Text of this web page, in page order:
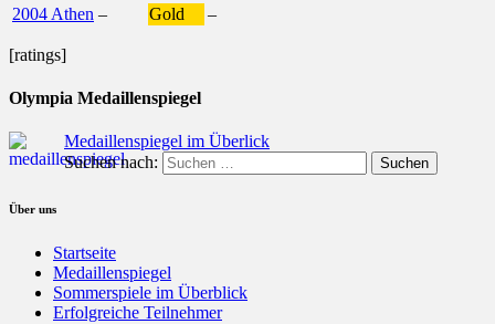
2004 Athen – Gold –
[ratings]
Olympia Medaillenspiegel
Medaillenspiegel im Überlick
Suchen nach:
Über uns
Startseite
Medaillenspiegel
Sommerspiele im Überblick
Erfolgreiche Teilnehmer